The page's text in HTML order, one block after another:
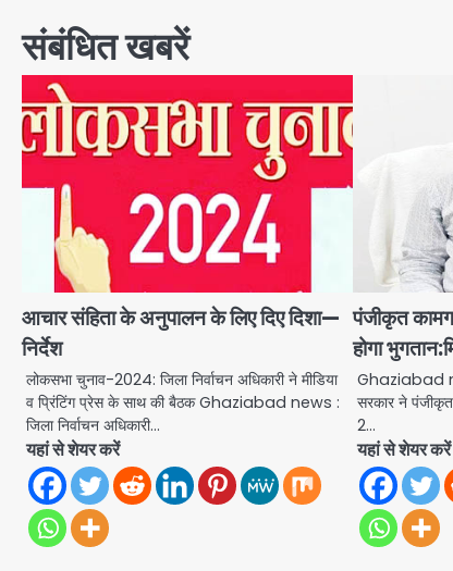
navigation
संबंधित खबरें
आचार संहिता के अनुपालन के लिए दिए दिशा—
निर्देश
लोकसभा चुनाव-2024: जिला निर्वाचन अधिकारी ने मीडिया
व प्रिंटिंग प्रेस के साथ की बैठक Ghaziabad news :
जिला निर्वाचन अधिकारी…
यहां से शेयर करें
पंजीकृत
होगा
Ghaziabad
सरकार ने पंजीकृत
2…
यहां से शेयर करें